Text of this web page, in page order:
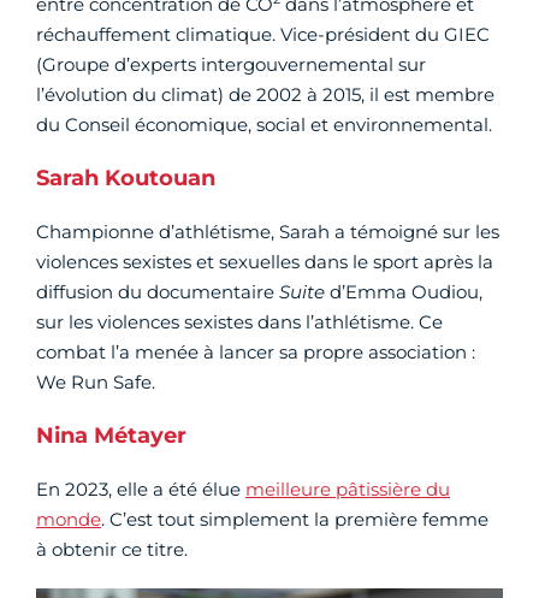
réchauffement climatique. Vice-président du GIEC
(Groupe d’experts intergouvernemental sur
l’évolution du climat) de 2002 à 2015, il est membre
du Conseil économique, social et environnemental.
Sarah Koutouan
Championne d’athlétisme, Sarah a témoigné sur les
violences sexistes et sexuelles dans le sport après la
diffusion du documentaire Suite d’Emma Oudiou,
sur les violences sexistes dans l’athlétisme. Ce
combat l’a menée à lancer sa propre association :
We Run Safe.
Nina Métayer
En 2023, elle a été élue meilleure pâtissière du
monde. C’est tout simplement la première femme
à obtenir ce titre.